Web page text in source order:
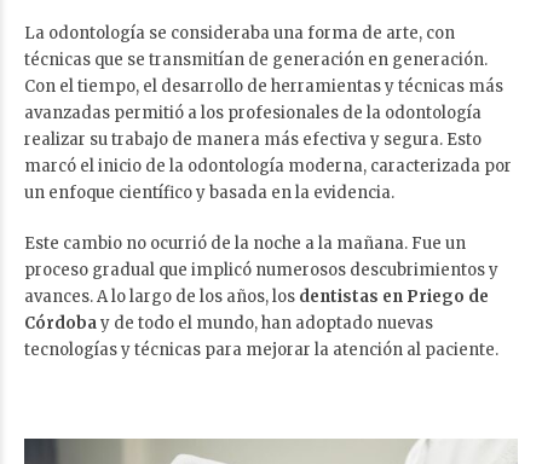
La odontología se consideraba una forma de arte, con
técnicas que se transmitían de generación en generación.
Con el tiempo, el desarrollo de herramientas y técnicas más
avanzadas permitió a los profesionales de la odontología
realizar su trabajo de manera más efectiva y segura. Esto
marcó el inicio de la odontología moderna, caracterizada por
un enfoque científico y basada en la evidencia.
Este cambio no ocurrió de la noche a la mañana. Fue un
proceso gradual que implicó numerosos descubrimientos y
avances. A lo largo de los años, los dentistas en Priego de
Córdobay de todo el mundo, han adoptado nuevas
tecnologías y técnicas para mejorar la atención al paciente.